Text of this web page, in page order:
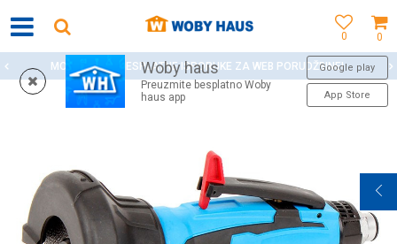
0
0
Woby haus
Preuzmite besplatno Woby
haus app
Google play
App Store
MOGUĆNOST BESPLATNE ISPORUKE ZA WEB PORUDŽBINE!